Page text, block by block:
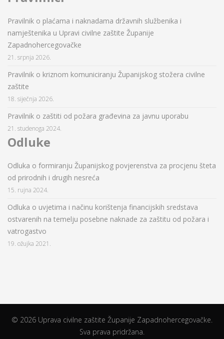
Pravilnik o plaćama i naknadama državnih službenika i
namještenika u Upravi civilne zaštite Županije
Zapadnohercegovačke
21. srpnja 2026.
Pravilnik o kriznom komuniciranju Županijskog stožera civilne
zaštite
18. siječnja 2026.
Pravilnik o zaštiti od požara građevina za javnu uporabu
21. studenoga 2024.
Odluke
Odluka o formiranju Županijskog povjerenstva za procjenu šteta
od prirodnih i drugih nesreća
15. rujna 2024.
Odluka o uvjetima i načinu korištenja financijskih sredstava
ostvarenih na temelju posebne naknade za zaštitu od požara i
vatrogastvo
19. ožujka 2021.
© 2026 Uprava civilne zaštite Županije Zapadnohercegovačke.
Sva prava pridržana.